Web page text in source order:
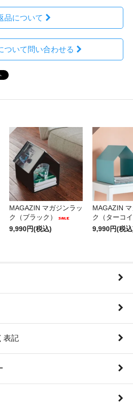
品について
ついて問い合わせる
MAGAZIN マガジンラッ
ク（ブラック）
9,990円(税込)
MAGAZIN
ク（ターコ
9,990円(税
表記